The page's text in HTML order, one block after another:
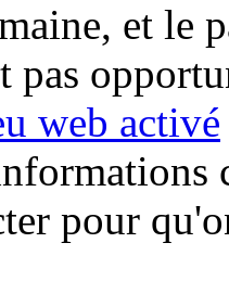
et le
pas
web activé
pour